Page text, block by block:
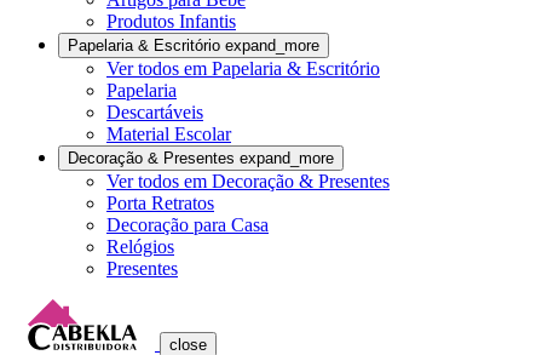
Produtos Infantis
Papelaria & Escritório expand_more
Ver todos em Papelaria & Escritório
Papelaria
Descartáveis
Material Escolar
Decoração & Presentes expand_more
Ver todos em Decoração & Presentes
Porta Retratos
Decoração para Casa
Relógios
Presentes
close